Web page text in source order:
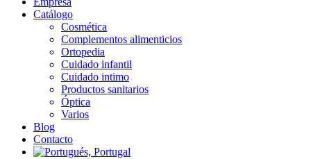
Catálogo
Cosmética
Complementos alimenticios
Ortopedia
Cuidado infantil
Cuidado intimo
Productos sanitarios
Óptica
Varios
Blog
Contacto